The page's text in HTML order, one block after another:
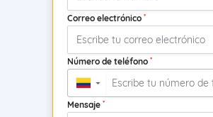
Correo electrónico *
Número de teléfono *
▼
Mensaje *